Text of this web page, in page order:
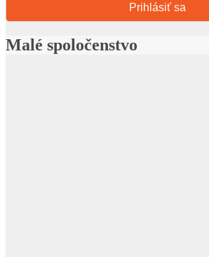
Prihlásiť sa
Malé spoločenstvo